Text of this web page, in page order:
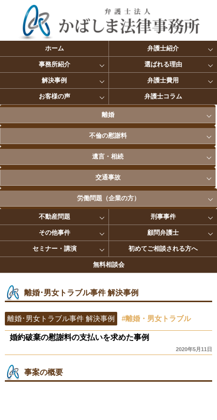
ホーム 弁護士紹介
事務所紹介 選ばれる理由
解決事例 弁護士費用
お客様の声 弁護士コラム
離婚
不倫の慰謝料
遺言・相続
交通事故
労働問題（企業の方）
不動産問題 刑事事件
その他事件 顧問弁護士
セミナー・講演 初めてご相談される方へ
無料相談会
離婚･男女トラブル事件 解決事例
離婚･男女トラブル事件 解決事例 #離婚・男女トラブル
婚約破棄の慰謝料の支払いを求めた事例
2020年5月11日
事案の概要